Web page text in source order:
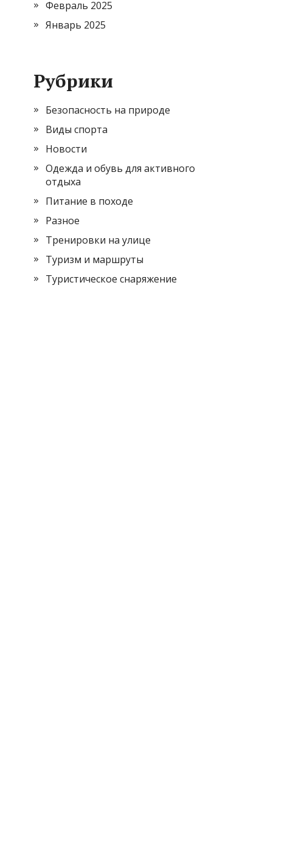
Февраль 2025
Январь 2025
Рубрики
Безопасность на природе
Виды спорта
Новости
Одежда и обувь для активного
отдыха
Питание в походе
Разное
Тренировки на улице
Туризм и маршруты
Туристическое снаряжение